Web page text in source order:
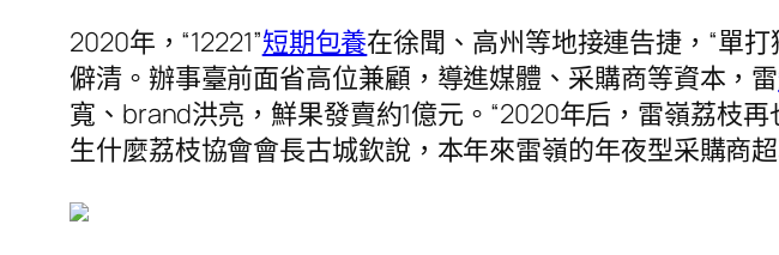
2020年，“12221”短期包養在徐聞、高州等地接連告捷，“單
僻清。辦事臺前面省高位兼顧，導進媒體、采購商等資本，雷
寬、brand洪亮，鮮果發賣約1億元。“2020年后，雷嶺荔枝
生什麼荔枝協會會長古城欽說，本年來雷嶺的年夜型采購商